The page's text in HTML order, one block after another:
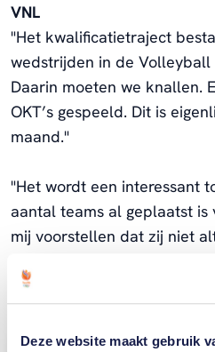
Deze website maakt gebruik
VNL
"Het kwalificatietraject
wedstrijden in de Volleyball
Daarin moeten we knallen.
OKT’s gespeeld. Dit is
maand."
"Het wordt een interessant
aantal teams al geplaatst is
mij voorstellen dat zij niet
moeten richten op ons eigen